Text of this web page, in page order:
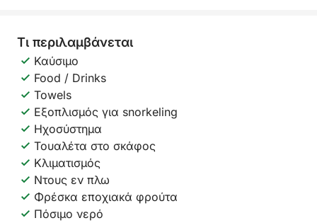
Τι περιλαμβάνεται
Καύσιμο
Food / Drinks
Towels
Εξοπλισμός για snorkeling
Ηχοσύστημα
Τουαλέτα στο σκάφος
Κλιματισμός
Ντους εν πλω
Φρέσκα εποχιακά φρούτα
Πόσιμο νερό